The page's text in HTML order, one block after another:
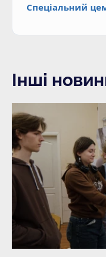
Спеціальний
Інші